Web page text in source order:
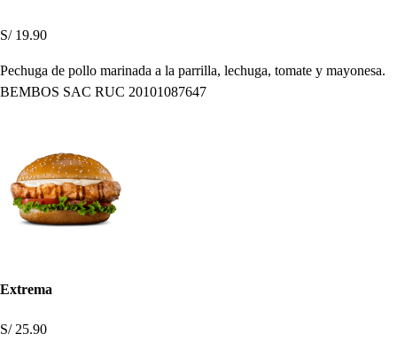
S/ 19.90
Pechuga de pollo marinada a la parrilla, lechuga, tomate y mayonesa.
BEMBOS SAC RUC 20101087647
Extrema
S/ 25.90